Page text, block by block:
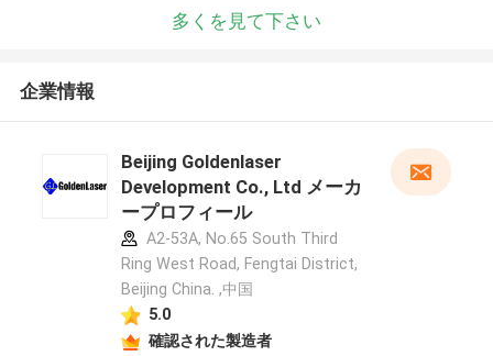
多くを見て下さい
企業情報
Beijing Goldenlaser
Development Co., Ltd メーカ
ープロフィール
A2-53A, No.65 South Third
Ring West Road, Fengtai District,
Beijing China. ,中国
5.0
確認された製造者